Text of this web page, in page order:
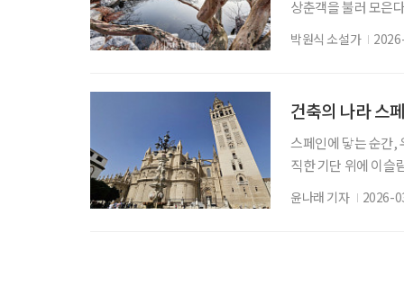
상춘객을 불러 모은
유, 매화나무, 동백
정원엔 아직 봄이
박원식 소설가
건축의 나라 스
스페인에 닿는 순간,
직한 기단 위에 이슬
시간의 탑과 같다.
미학을 찾아 스페
윤나래 기자 2026-